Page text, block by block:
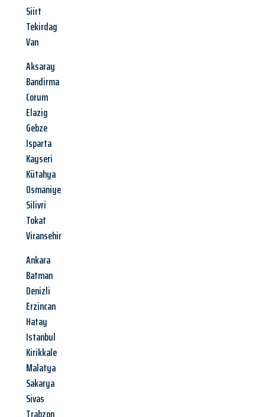
Siirt
Tekirdag
Van
Aksaray
Bandirma
Corum
Elazig
Gebze
Isparta
Kayseri
Kütahya
Osmaniye
Silivri
Tokat
Viransehir
Ankara
Batman
Denizli
Erzincan
Hatay
Istanbul
Kirikkale
Malatya
Sakarya
Sivas